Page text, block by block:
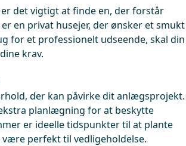
det vigtigt at finde en, der forstår
en privat husejer, der ønsker et smukt
for et professionelt udseende, skal din
krav.
der kan påvirke dit anlægsprojekt.
planlægning for at beskytte
er ideelle tidspunkter til at plante
perfekt til vedligeholdelse.